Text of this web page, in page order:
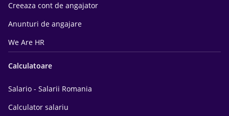
Creeaza cont de angajator
Anunturi de angajare
We Are HR
Calculatoare
Salario - Salarii Romania
Calculator salariu